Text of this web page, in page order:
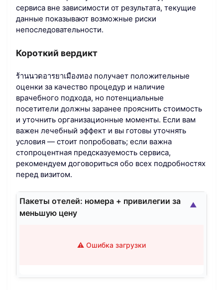
сервиса вне зависимости от результата, текущие
данные показывают возможные риски
непоследовательности.
Короткий вердикт
ร้านนวดอารยาเมืองทอง получает положительные
оценки за качество процедур и наличие
врачебного подхода, но потенциальные
посетители должны заранее прояснить стоимость
и уточнить организационные моменты. Если вам
важен лечебный эффект и вы готовы уточнять
условия — стоит попробовать; если важна
стопроцентная предсказуемость сервиса,
рекомендуем договориться обо всех подробностях
перед визитом.
Пакеты отелей: номера + привилегии за
меньшую цену
⚠️ Ошибка загрузки
▲